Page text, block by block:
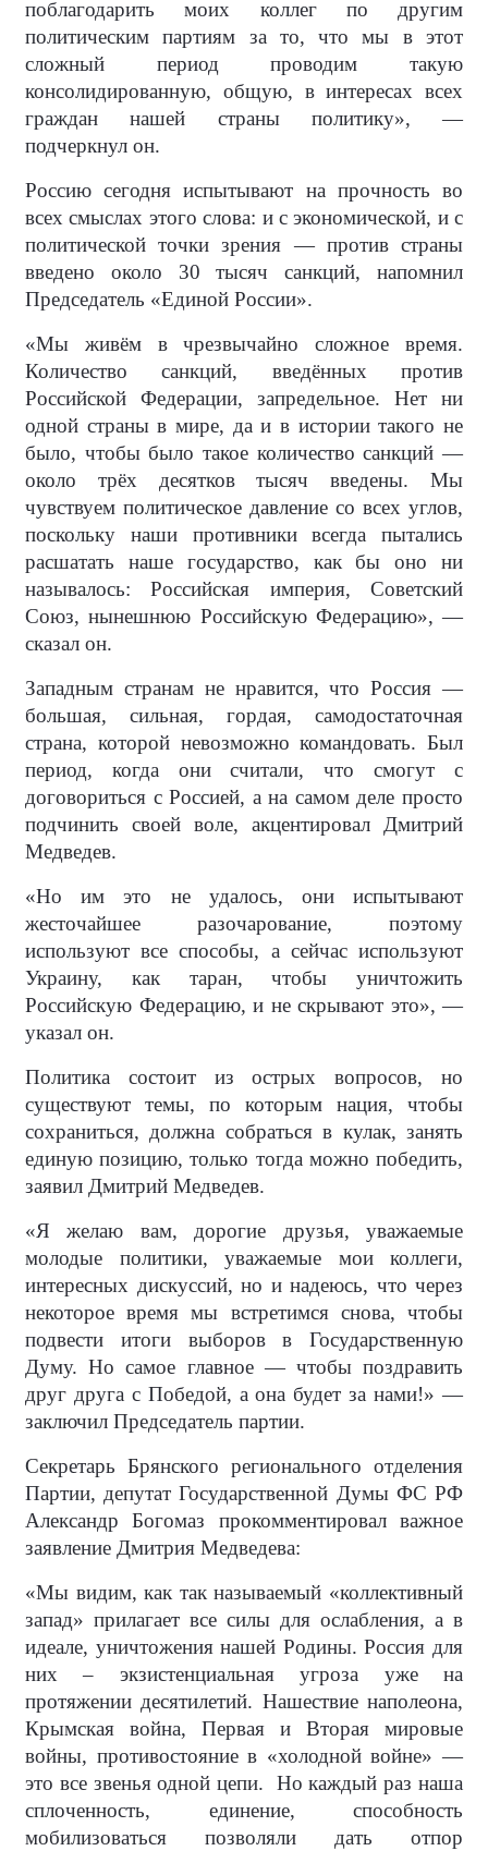
поблагодарить моих коллег по другим
политическим партиям за то, что мы в этот
сложный период проводим такую
консолидированную, общую, в интересах всех
граждан нашей страны политику», —
подчеркнул он.
Россию сегодня испытывают на прочность во
всех смыслах этого слова: и с экономической, и с
политической точки зрения — против страны
введено около 30 тысяч санкций, напомнил
Председатель «Единой России».
«Мы живём в чрезвычайно сложное время.
Количество санкций, введённых против
Российской Федерации, запредельное. Нет ни
одной страны в мире, да и в истории такого не
было, чтобы было такое количество санкций —
около трёх десятков тысяч введены. Мы
чувствуем политическое давление со всех углов,
поскольку наши противники всегда пытались
расшатать наше государство, как бы оно ни
называлось: Российская империя, Советский
Союз, нынешнюю Российскую Федерацию», —
сказал он.
Западным странам не нравится, что Россия —
большая, сильная, гордая, самодостаточная
страна, которой невозможно командовать. Был
период, когда они считали, что смогут с
договориться с Россией, а на самом деле просто
подчинить своей воле, акцентировал Дмитрий
Медведев.
«Но им это не удалось, они испытывают
жесточайшее разочарование, поэтому
используют все способы, а сейчас используют
Украину, как таран, чтобы уничтожить
Российскую Федерацию, и не скрывают это», —
указал он.
Политика состоит из острых вопросов, но
существуют темы, по которым нация, чтобы
сохраниться, должна собраться в кулак, занять
единую позицию, только тогда можно победить,
заявил Дмитрий Медведев.
«Я желаю вам, дорогие друзья, уважаемые
молодые политики, уважаемые мои коллеги,
интересных дискуссий, но и надеюсь, что через
некоторое время мы встретимся снова, чтобы
подвести итоги выборов в Государственную
Думу. Но самое главное — чтобы поздравить
друг друга с Победой, а она будет за нами!» —
заключил Председатель партии.
Секретарь Брянского регионального отделения
Партии, депутат Государственной Думы ФС РФ
Александр Богомаз прокомментировал важное
заявление Дмитрия Медведева:
«Мы видим, как так называемый «коллективный
запад» прилагает все силы для ослабления, а в
идеале, уничтожения нашей Родины. Россия для
них – экзистенциальная угроза уже на
протяжении десятилетий. Нашествие наполеона,
Крымская война, Первая и Вторая мировые
войны, противостояние в «холодной войне» —
это все звенья одной цепи.
Но каждый раз наша
сплоченность, единение, способность
мобилизоваться позволяли дать отпор